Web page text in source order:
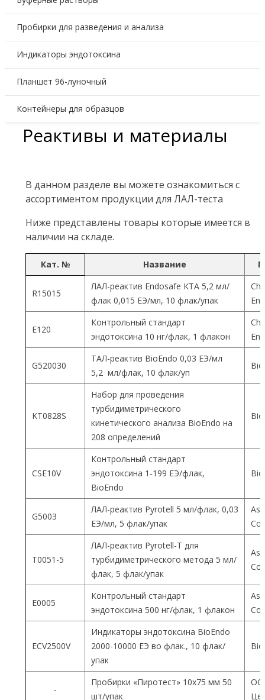
Пробирки для разведения и анализа
Индикаторы эндотоксина
Планшет 96-луночный
Контейнеры для образцов
Реактивы и материалы
В данном разделе вы можете ознакомиться с
ассортиментом продукции для ЛАЛ-теста
Ниже представлены товары которые имеется в
наличии на складе.
Кат. № Название
R15015
ЛАЛ-реактив Endosafe КТА 5,2 мл/
флак 0,015 ЕЭ/мл, 10 флак/упак
Е120
Контрольный стандарт
эндотоксина 10 нг/флак, 1 флакон
G520030
ТАЛ-реактив BioEndo 0,03 ЕЭ/мл
5,2 мл/флак, 10 флак/уп
KT0828S
Набор для проведения
турбидиметрического
кинетического анализа BioEndo на
208 определений
CSE10V
Контрольный стандарт
эндотоксина 1-199 ЕЭ/флак,
BioEndo
G5003
ЛАЛ-реактив Pyrotell 5 мл/флак, 0,03
ЕЭ/мл, 5 флак/упак
T0051-5
ЛАЛ-реактив Pyrotell-T для
турбидиметрического метода 5 мл/
флак, 5 флак/упак
E0005
Контрольный стандарт
эндотоксина 500 нг/флак, 1 флакон
ECV2500V
Индикаторы эндотоксина BioEndo
2000-10000 ЕЭ во флак., 10 флак/
упак
-
Пробирки «Пиротест» 10х75 мм 50
шт/упак